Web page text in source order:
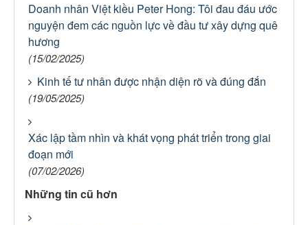
Doanh nhân Việt kiều Peter Hong: Tôi đau đáu ước
nguyện đem các nguồn lực về đầu tư xây dựng quê
hương
(15/02/2025)
Kinh tế tư nhân được nhận diện rõ và đúng đắn
(19/05/2025)
Xác lập tầm nhìn và khát vọng phát triển trong giai
đoạn mới
(07/02/2026)
Những tin cũ hơn